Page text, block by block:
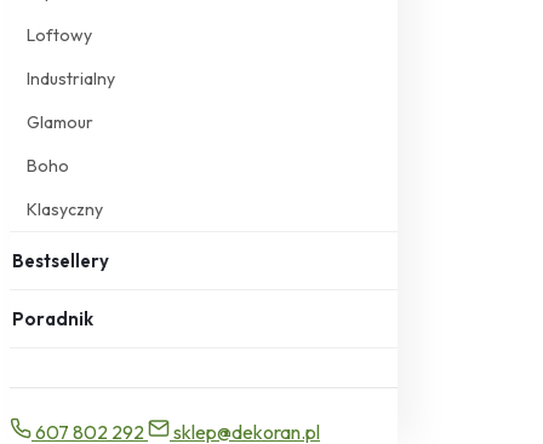
Loftowy
Industrialny
Glamour
Boho
Klasyczny
Bestsellery
Poradnik
607 802 292
sklep@dekoran.pl